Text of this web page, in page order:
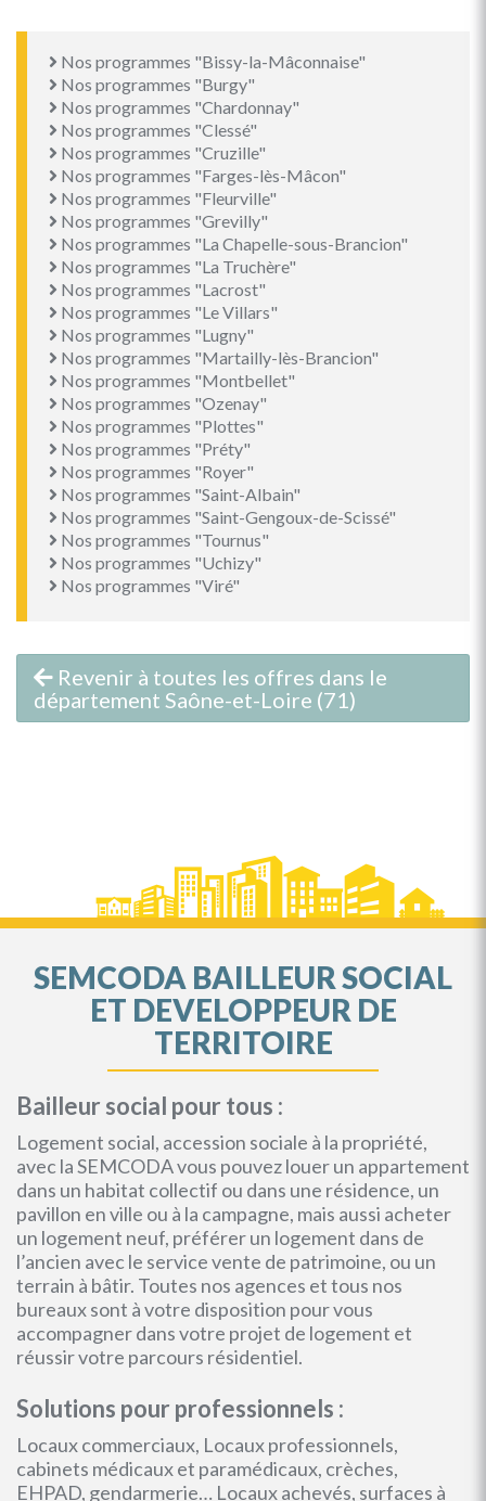
Nos programmes "Bissy-la-Mâconnaise"
Nos programmes "Burgy"
Nos programmes "Chardonnay"
Nos programmes "Clessé"
Nos programmes "Cruzille"
Nos programmes "Farges-lès-Mâcon"
Nos programmes "Fleurville"
Nos programmes "Grevilly"
Nos programmes "La Chapelle-sous-Brancion"
Nos programmes "La Truchère"
Nos programmes "Lacrost"
Nos programmes "Le Villars"
Nos programmes "Lugny"
Nos programmes "Martailly-lès-Brancion"
Nos programmes "Montbellet"
Nos programmes "Ozenay"
Nos programmes "Plottes"
Nos programmes "Préty"
Nos programmes "Royer"
Nos programmes "Saint-Albain"
Nos programmes "Saint-Gengoux-de-Scissé"
Nos programmes "Tournus"
Nos programmes "Uchizy"
Nos programmes "Viré"
Revenir à toutes les offres dans le
département Saône-et-Loire (71)
SEMCODA BAILLEUR SOCIAL
ET DEVELOPPEUR DE
TERRITOIRE
Bailleur social pour tous :
Logement social, accession sociale à la propriété,
avec la SEMCODA vous pouvez louer un appartement
dans un habitat collectif ou dans une résidence, un
pavillon en ville ou à la campagne, mais aussi acheter
un logement neuf, préférer un logement dans de
l’ancien avec le service vente de patrimoine, ou un
terrain à bâtir. Toutes nos agences et tous nos
bureaux sont à votre disposition pour vous
accompagner dans votre projet de logement et
réussir votre parcours résidentiel.
Solutions pour professionnels :
Locaux commerciaux, Locaux professionnels,
cabinets médicaux et paramédicaux, crèches,
EHPAD, gendarmerie… Locaux achevés, surfaces à